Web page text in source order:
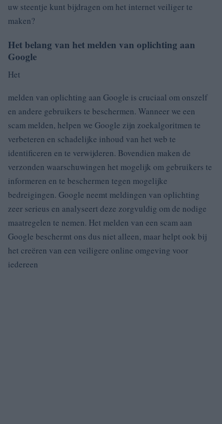
uw steentje kunt bijdragen om het internet veiliger te
maken?
Het belang van het melden van oplichting aan
Google
Het
melden van oplichting aan Google is cruciaal om onszelf
en andere gebruikers te beschermen. Wanneer we een
scam melden, helpen we Google zijn zoekalgoritmen te
verbeteren en schadelijke inhoud van het web te
identificeren en te verwijderen. Bovendien maken de
verzonden waarschuwingen het mogelijk om gebruikers te
informeren en te beschermen tegen mogelijke
bedreigingen. Google neemt meldingen van oplichting
zeer serieus en analyseert deze zorgvuldig om de nodige
maatregelen te nemen. Het melden van een scam aan
Google beschermt ons dus niet alleen, maar helpt ook bij
het creëren van een veiligere online omgeving voor
iedereen